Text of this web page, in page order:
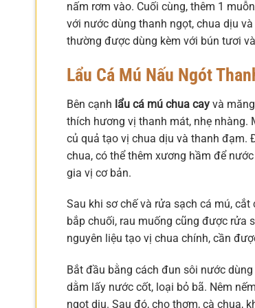
nấm rơm vào. Cuối cùng, thêm 1
với nước dùng thanh ngọt, chua dịu
thường được dùng kèm với bún tươi
Lẩu Cá Mú Nấu Ngót
Bên cạnh lẩu cá mú chua cay và
thích hương vị thanh mát, nhẹ nhàng.
củ quả tạo vị chua dịu và thanh đạm.
chua, có thể thêm xương hầm để
gia vị cơ bản.
Sau khi sơ chế và rửa sạch cá mú,
bắp chuối, rau muống cũng được rửa
nguyên liệu tạo vị chua chính, cần
Bắt đầu bằng cách đun sôi nước
dằm lấy nước cốt, loại bỏ bã. Nêm
ngọt dịu. Sau đó, cho thơm, cà chua,